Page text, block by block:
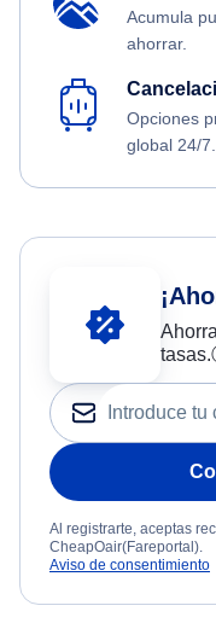
Acumula
ahorrar.
Opciones
global 24/7.
tasas.
Al registrarte, aceptas
CheapOair(Fareportal).
Aviso de consentimiento